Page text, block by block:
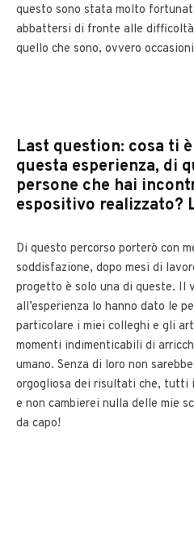
questo sono stata molto
abbattersi di fronte alle
quello che sono, ovvero
Last question: cosa ti
questa esperienza, di
persone che hai
espositivo realizzato?
Di questo percorso porterò con
soddisfazione, dopo mesi di
progetto è solo una di queste. Il
all’esperienza lo hanno dato le
particolare i miei colleghi e gli
momenti indimenticabili di
umano. Senza di loro non
orgogliosa dei risultati che, tutti
e non cambierei nulla delle mie
da capo!